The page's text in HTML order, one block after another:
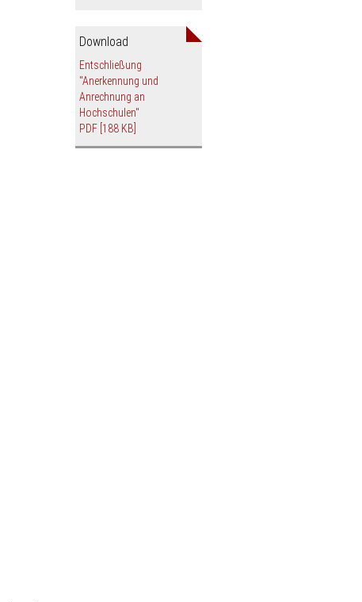
Download
Entschließung
"Anerkennung und
Anrechnung an
Hochschulen"
PDF [188 KB]